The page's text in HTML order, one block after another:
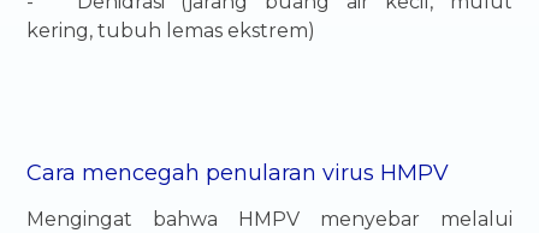
kering, tubuh lemas ekstrem)
Cara mencegah penularan virus HMPV
Mengingat bahwa HMPV menyebar melalui